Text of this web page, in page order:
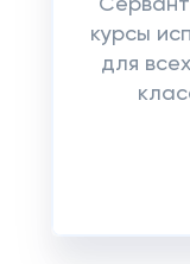
курсы
для